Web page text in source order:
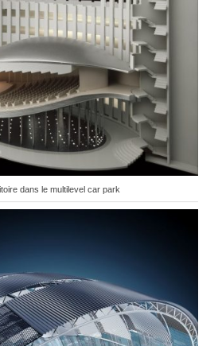
dans le multilevel car park